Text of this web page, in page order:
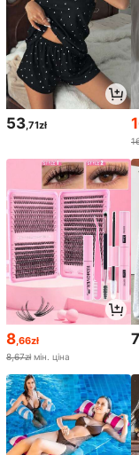
53,71zł
8,66zł
8,67zł мін. ціна